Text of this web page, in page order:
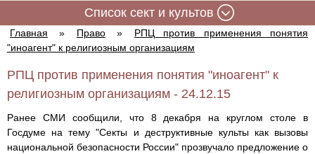
Cписок сект и культов
Главная » Право »
РПЦ против применения понятия
"иноагент" к религиозным организациям
РПЦ против применения понятия "иноагент" к
религиозным организациям - 24.12.15
Ранее СМИ сообщили, что 8 декабря на круглом столе в
Госдуме на тему "Секты и деструктивные культы как вызовы
национальной безопасности России" прозвучало предложение о